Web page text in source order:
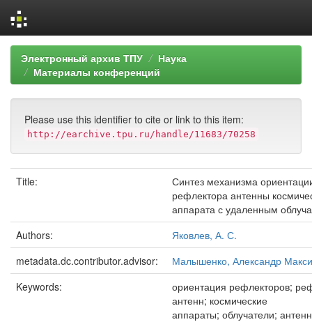
Skip
navigation
Электронный архив ТПУ
Наука
Материалы конференций
Please use this identifier to cite or link to this item:
http://earchive.tpu.ru/handle/11683/70258
Title:
Синтез механизма
рефлектора антенны
аппарата с удаленным
Authors:
Яковлев, А. С.
metadata.dc.contributor.advisor:
Малышенко, Александр
Keywords:
ориентация рефлекторов;
антенн; космические
аппараты; облучатели;